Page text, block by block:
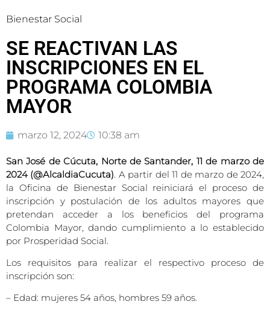
Bienestar Social
SE REACTIVAN LAS
INSCRIPCIONES EN EL
PROGRAMA COLOMBIA
MAYOR
marzo 12, 2024 10:38 am
San José de Cúcuta, Norte de Santander, 11 de marzo de
2024 (@AlcaldiaCucuta). A partir del 11 de marzo de 2024,
la Oficina de Bienestar Social reiniciará el proceso de
inscripción y postulación de los adultos mayores que
pretendan acceder a los beneficios del programa
Colombia Mayor, dando cumplimiento a lo establecido
por Prosperidad Social.
Los requisitos para realizar el respectivo proceso de
inscripción son:
– Edad: mujeres 54 años, hombres 59 años.